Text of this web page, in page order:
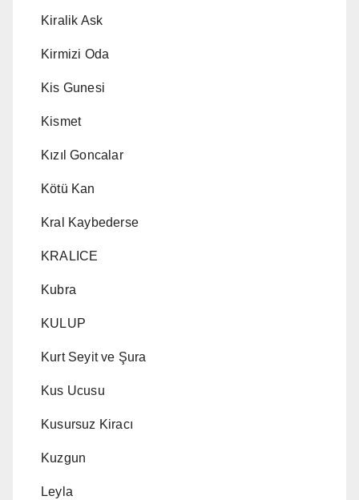
Kiralik Ask
Kirmizi Oda
Kis Gunesi
Kismet
Kızıl Goncalar
Kötü Kan
Kral Kaybederse
KRALICE
Kubra
KULUP
Kurt Seyit ve Şura
Kus Ucusu
Kusursuz Kiracı
Kuzgun
Leyla